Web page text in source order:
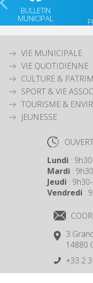
BULLETIN
MUNICIPAL
VIE MUNICIPALE
VIE QUOTIDIENNE
CULTURE &
SPORT & VIE
TOURISME &
JEUNESSE
Lundi :
Mardi :
Jeudi :
Vendredi :
3
14880
+33 2